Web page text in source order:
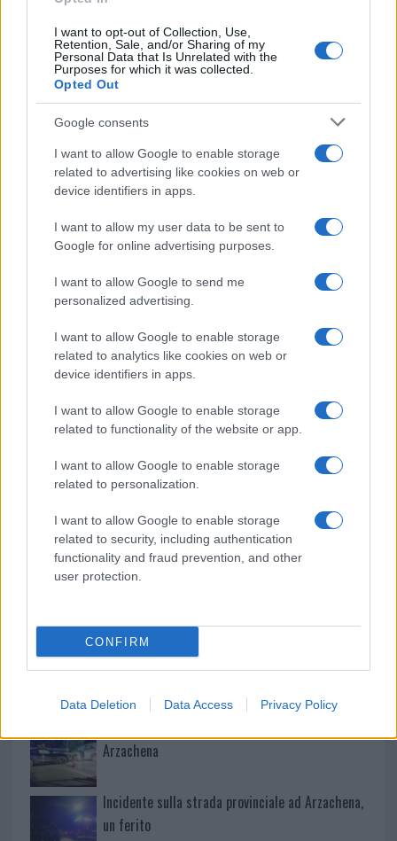
I want to opt-out of Collection, Use,
Retention, Sale, and/or Sharing of my
Personal Data that Is Unrelated with the
Purposes for which it was collected.
Opted Out
Google consents
I want to allow Google to enable storage
related to advertising like cookies on web or
device identifiers in apps.
I want to allow my user data to be sent to
Google for online advertising purposes.
I want to allow Google to send me
personalized advertising.
I want to allow Google to enable storage
related to analytics like cookies on web or
device identifiers in apps.
I want to allow Google to enable storage
related to functionality of the website or app.
I want to allow Google to enable storage
related to personalization.
I want to allow Google to enable storage
related to security, including authentication
functionality and fraud prevention, and other
user protection.
CONFIRM
Data Deletion Data Access Privacy Policy
Notizie in tempo reale?
GalluraOggi.it
Condividi l'articolo
F
ce
o
o
k
T
w
it
te
r
Pi
n
te
re
st
W
h
at
s
A
p
p
S
h
a
re
Articolo precedente
NOTIZIE RECENTI
Controlli rafforzati in Costa Smeralda, 20
Tre milioni di euro dalla Provincia Gallura per
nuove aule nelle scuole di Olbia
Arzachena
Incidente sulla strada provinciale ad Arzachena,
un ferito